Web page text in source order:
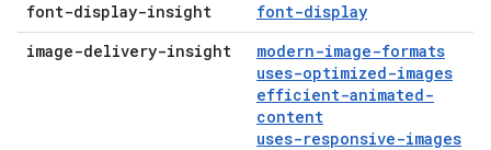
font-display-insight
font-display
image-delivery-insight
modern-image-formats
uses-optimized-images
efficient-animated-
content
uses-responsive-images